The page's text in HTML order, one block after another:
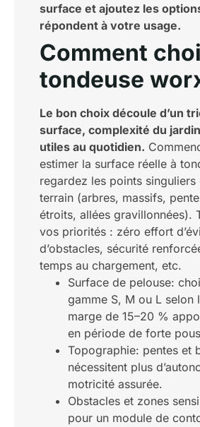
surface et ajoutez les
répondent à votre usage.
Comment
tondeuse
Le bon choix découle d’un
surface, complexité du
utiles au quotidien.
estimer la surface réelle à
regardez les points
terrain (arbres, massifs,
étroits, allées gravillonnées).
vos priorités : zéro effort
d’obstacles, sécurité
temps au chargement, etc.
Surface de pelouse:
gamme S, M ou L selon
marge de 15–20 %
en période de forte
Topographie: pentes et
nécessitent plus
motricité assurée.
Obstacles et zones
pour un module de